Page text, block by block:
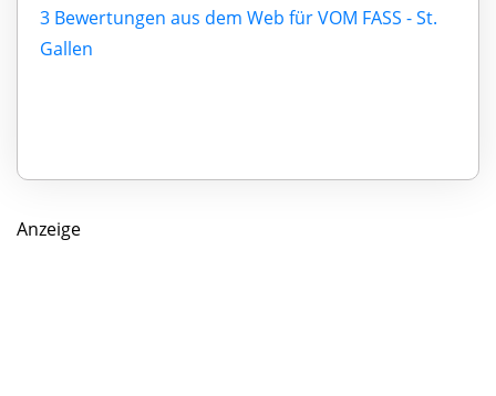
3 Bewertungen aus dem Web für VOM FASS - St.
Gallen
Anzeige